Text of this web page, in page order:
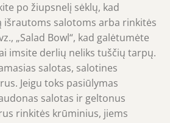
po žiupsnelį sėklų, kad
salotoms arba rinkitės
„Salad Bowl“, kad galėtumėte
imsite derlių neliks tuščių tarpų.
salotas, salotines
Jeigu toks pasiūlymas
salotas ir geltonus
rinkitės krūminius, jiems